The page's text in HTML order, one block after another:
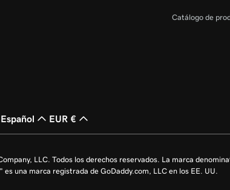
Catálogo de
EUR €
LLC. Todos los derechos reservados. La marca
una marca registrada de GoDaddy.com, LLC en los EE. UU.